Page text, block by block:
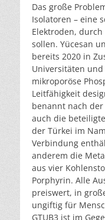
Das große
Isolatoren – eine
Elektroden,
sollen. Yücesan
bereits 2020 in
Universitäten
mikroporöse
Leitfähigkeit
benannt nach
auch die
der Türkei im
Verbindung
anderem die
aus vier
Porphyrin. Alle
preiswert, in
ungiftig für
GTUB3 ist im